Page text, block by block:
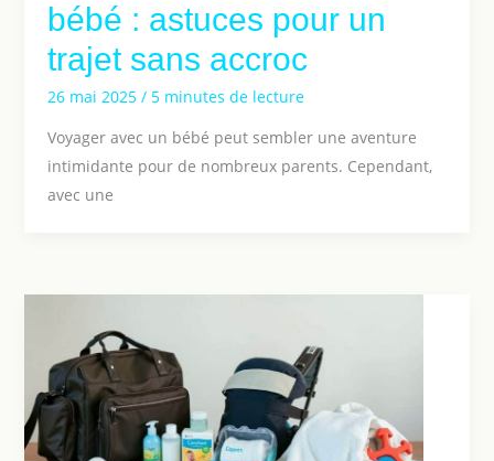
bébé : astuces pour un
trajet sans accroc
26 mai 2025 / 5 minutes de lecture
Voyager avec un bébé peut sembler une aventure
intimidante pour de nombreux parents. Cependant,
avec une